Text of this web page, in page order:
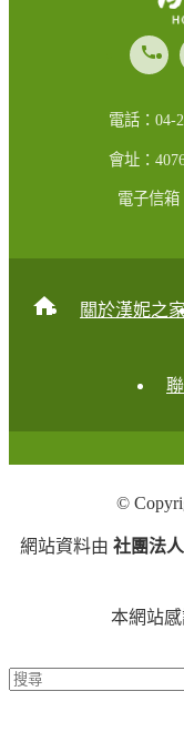
call
電話：04-
會址：
電子信箱
home 關於漢妮之家
©
網站資料由 社團法
本網站